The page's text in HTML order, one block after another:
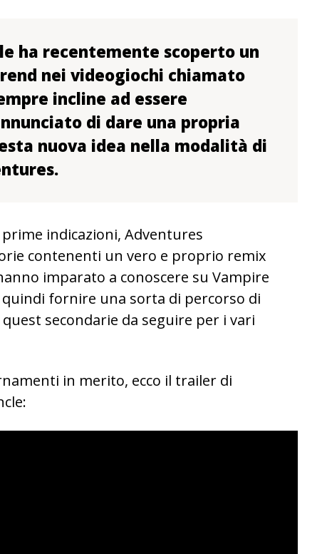
ha recentemente scoperto un
nei videogiochi chiamato
incline ad essere
di dare una propria
nuova idea nella modalità di
indicazioni, Adventures
contenenti un vero e proprio remix
imparato a conoscere su Vampire
fornire una sorta di percorso di
secondarie da seguire per i vari
in merito, ecco il trailer di